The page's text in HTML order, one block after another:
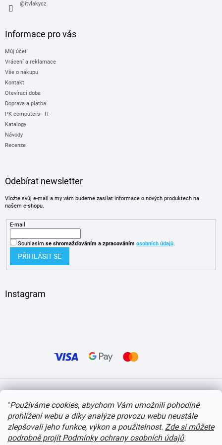
"Používáme cookies, abychom Vám umožnili pohodlné
prohlížení webu a díky analýze provozu webu neustále
zlepšovali jeho funkce, výkon a použitelnost. Zde si můžete
podrobně projít Podmínky ochrany osobních údajů.
@itvlakycz
Informace pro vás
Můj účet
Vrácení a reklamace
Vše o nákupu
Kontakt
Otevírací doba
Doprava a platba
PK computers - IT
Katalogy
Návody
Recenze
Odebírat newsletter
Vložte svůj e-mail a my vám budeme zasílat informace o nových produktech na
našem e-shopu.
E-mail
Souhlasím se shromažďováním a zpracováním osobních údajů.
PŘIHLÁSIT SE
Instagram
Copyright 2026itvlaky.cz . Všechna práva vyhrazena. Upravit nastavení cookies